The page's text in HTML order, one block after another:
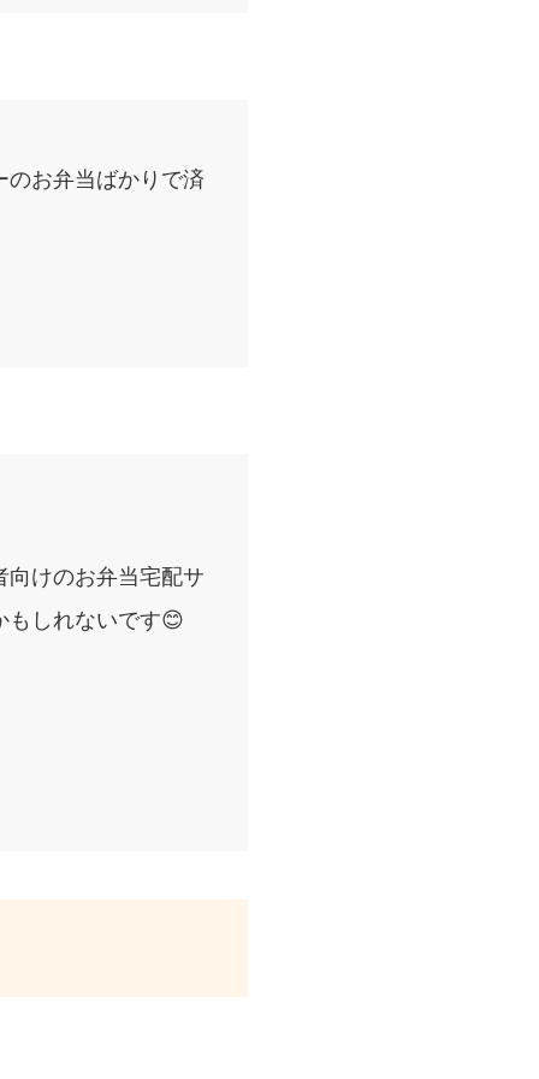
のお弁当ばかりで済
向けのお弁当宅配サ
もしれないです😊